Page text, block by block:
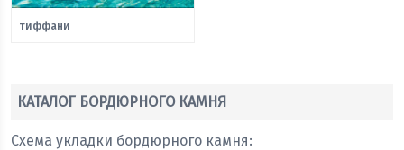
тиффани
КАТАЛОГ БОРДЮРНОГО КАМНЯ
Схема укладки бордюрного камня: